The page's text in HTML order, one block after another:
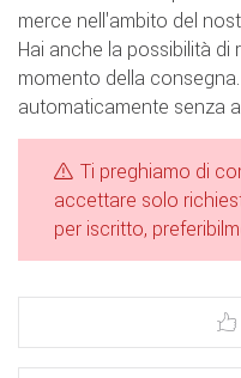
merce nell'ambito del
Hai anche la possibilità di
momento della
automaticamente senza
Ti preghiamo di
accettare solo
per iscritto,